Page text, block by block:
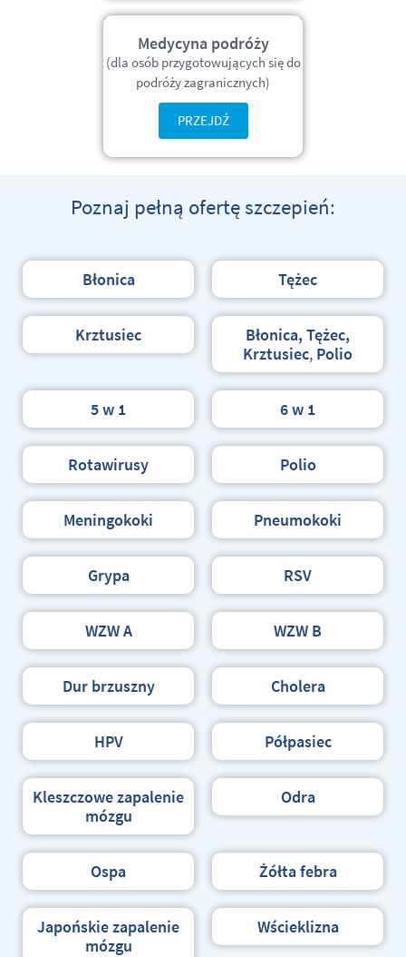
Medycyna podróży
(dla osób przygotowujących się do
podróży zagranicznych)
PRZEJDŹ
Poznaj pełną ofertę szczepień:
Błonica Tężec
Krztusiec
Błonica, Tężec,
Krztusiec, Polio
5 w 1 6 w 1
Rotawirusy Polio
Meningokoki Pneumokoki
Grypa RSV
WZW A WZW B
Dur brzuszny Cholera
HPV Półpasiec
Kleszczowe zapalenie
mózgu
Odra
Ospa Żółta febra
Japońskie zapalenie
mózgu
Wścieklizna